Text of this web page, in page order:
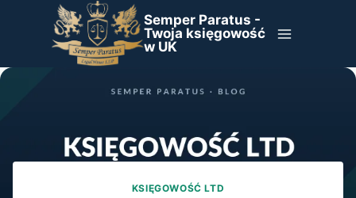
Semper Paratus -
Twoja księgowość
w UK
KSIĘGOWOŚĆ LTD